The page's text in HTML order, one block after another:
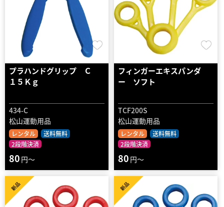
プラハンドグリップ Ｃ
１５Ｋｇ
434-C
松山運動用品
レンタル
送料無料
2段階決済
80 円～
フィンガーエキスパンダ
ー ソフト
TCF200S
松山運動用品
レンタル
送料無料
2段階決済
80 円～
新品 新品